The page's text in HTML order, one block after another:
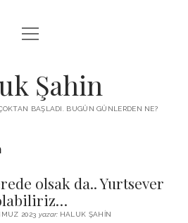
KUTUP YILDIZI
YAZILARI
VE MUTLULUK ÜZERINE
CINAYET
BIZ KIMIZ?
– LECTURE NOTES
menüyü
aç
Şahin
BAŞLADI. BUGÜN GÜNLERDEN NE?
olsak da.. Yurtsever
2023 yazar:HALUK ŞAHIN